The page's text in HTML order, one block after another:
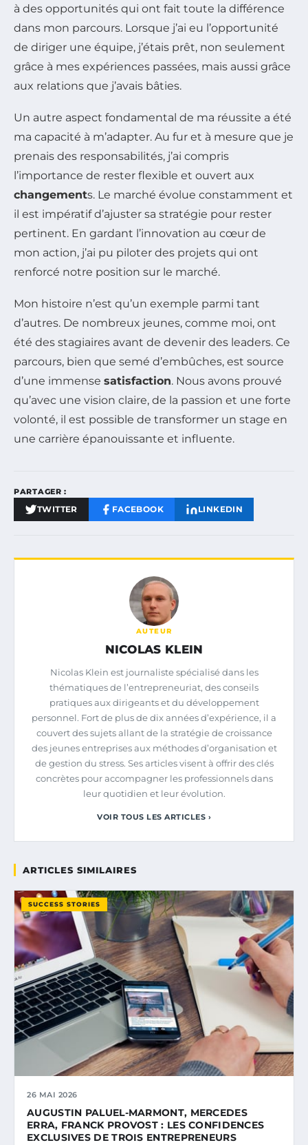
à des opportunités qui ont fait toute la différence
dans mon parcours. Lorsque j’ai eu l’opportunité
de diriger une équipe, j’étais prêt, non seulement
grâce à mes expériences passées, mais aussi grâce
aux relations que j’avais bâties.
Un autre aspect fondamental de ma réussite a été
ma capacité à m’adapter. Au fur et à mesure que je
prenais des responsabilités, j’ai compris
l’importance de rester flexible et ouvert aux
changements. Le marché évolue constamment et
il est impératif d’ajuster sa stratégie pour rester
pertinent. En gardant l’innovation au cœur de
mon action, j’ai pu piloter des projets qui ont
renforcé notre position sur le marché.
Mon histoire n’est qu’un exemple parmi tant
d’autres. De nombreux jeunes, comme moi, ont
été des stagiaires avant de devenir des leaders. Ce
parcours, bien que semé d’embûches, est source
d’une immense satisfaction. Nous avons prouvé
qu’avec une vision claire, de la passion et une forte
volonté, il est possible de transformer un stage en
une carrière épanouissante et influente.
PARTAGER :
TWITTER FACEBOOK LINKEDIN
AUTEUR
NICOLAS KLEIN
Nicolas Klein est journaliste spécialisé dans les
thématiques de l’entrepreneuriat, des conseils
pratiques aux dirigeants et du développement
personnel. Fort de plus de dix années d’expérience, il a
couvert des sujets allant de la stratégie de croissance
des jeunes entreprises aux méthodes d’organisation et
de gestion du stress. Ses articles visent à offrir des clés
concrètes pour accompagner les professionnels dans
leur quotidien et leur évolution.
VOIR TOUS LES ARTICLES ›
ARTICLES SIMILAIRES
SUCCESS STORIES
26 MAI 2026
AUGUSTIN PALUEL-MARMONT, MERCEDES
ERRA, FRANCK PROVOST : LES CONFIDENCES
EXCLUSIVES DE TROIS ENTREPRENEURS